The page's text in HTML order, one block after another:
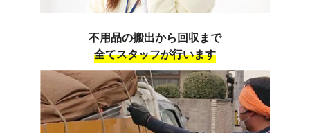
不用品の搬出から回収まで
全てスタッフが行います